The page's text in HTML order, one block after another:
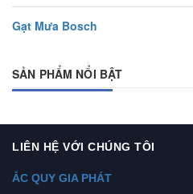
Gạt Mưa Bosch
SẢN PHẨM NỔI BẬT
LIÊN HỆ VỚI CHÚNG TÔI
ẮC QUY GIA PHÁT